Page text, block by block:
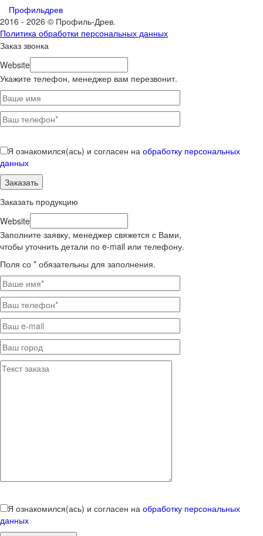
Профильдрев
2016 - 2026 © Профиль-Древ.
Политика обработки персональных данных
Заказ звонка
Website
Укажите телефон, менеджер вам перезвонит.
Я ознакомился(ась) и согласен на обработку персональных
данных
Заказать продукцию
Website
Заполните заявку, менеджер свяжется с Вами,
чтобы уточнить детали по e-mail или телефону.
Поля со * обязательны для заполнения.
Я ознакомился(ась) и согласен на обработку персональных
данных